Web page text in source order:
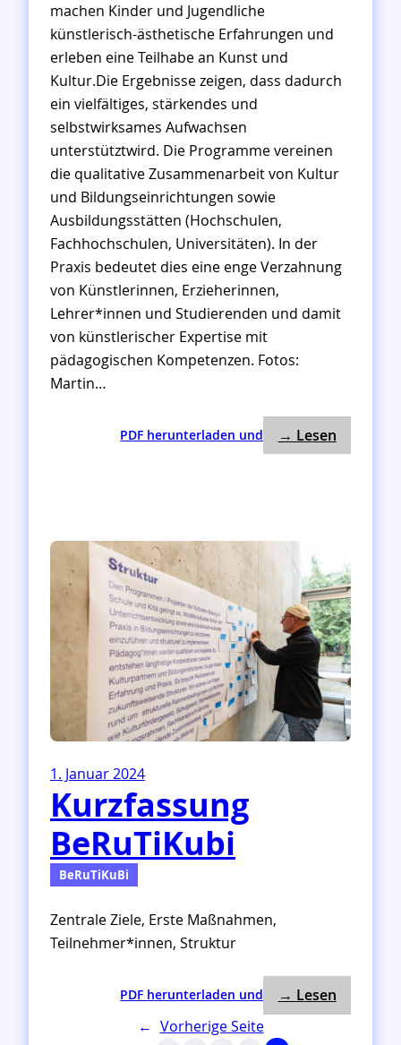
machen Kinder und Jugendliche
künstlerisch-ästhetische Erfahrungen und
erleben eine Teilhabe an Kunst und
Kultur.Die Ergebnisse zeigen, dass dadurch
ein vielfältiges, stärkendes und
selbstwirksames Aufwachsen
unterstütztwird. Die Programme vereinen
die qualitative Zusammenarbeit von Kultur
und Bildungseinrichtungen sowie
Ausbildungsstätten (Hochschulen,
Fachhochschulen, Universitäten). In der
Praxis bedeutet dies eine enge Verzahnung
von Künstlerinnen, Erzieherinnen,
Lehrer*innen und Studierenden und damit
von künstlerischer Expertise mit
pädagogischen Kompetenzen. Fotos:
Martin…
PDF herunterladen und
A
c
h
e
K
o
→ Lesen:
1. Januar 2024
Kurzfassung
BeRuTiKubi
BeRuTiKuBi
Zentrale Ziele, Erste Maßnahmen,
Teilnehmer*innen, Struktur
PDF herunterladen und
K
u
→ Lesen:
← Vorherige Seite